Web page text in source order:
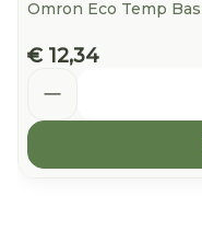
Omron Eco Temp
€ 12,34